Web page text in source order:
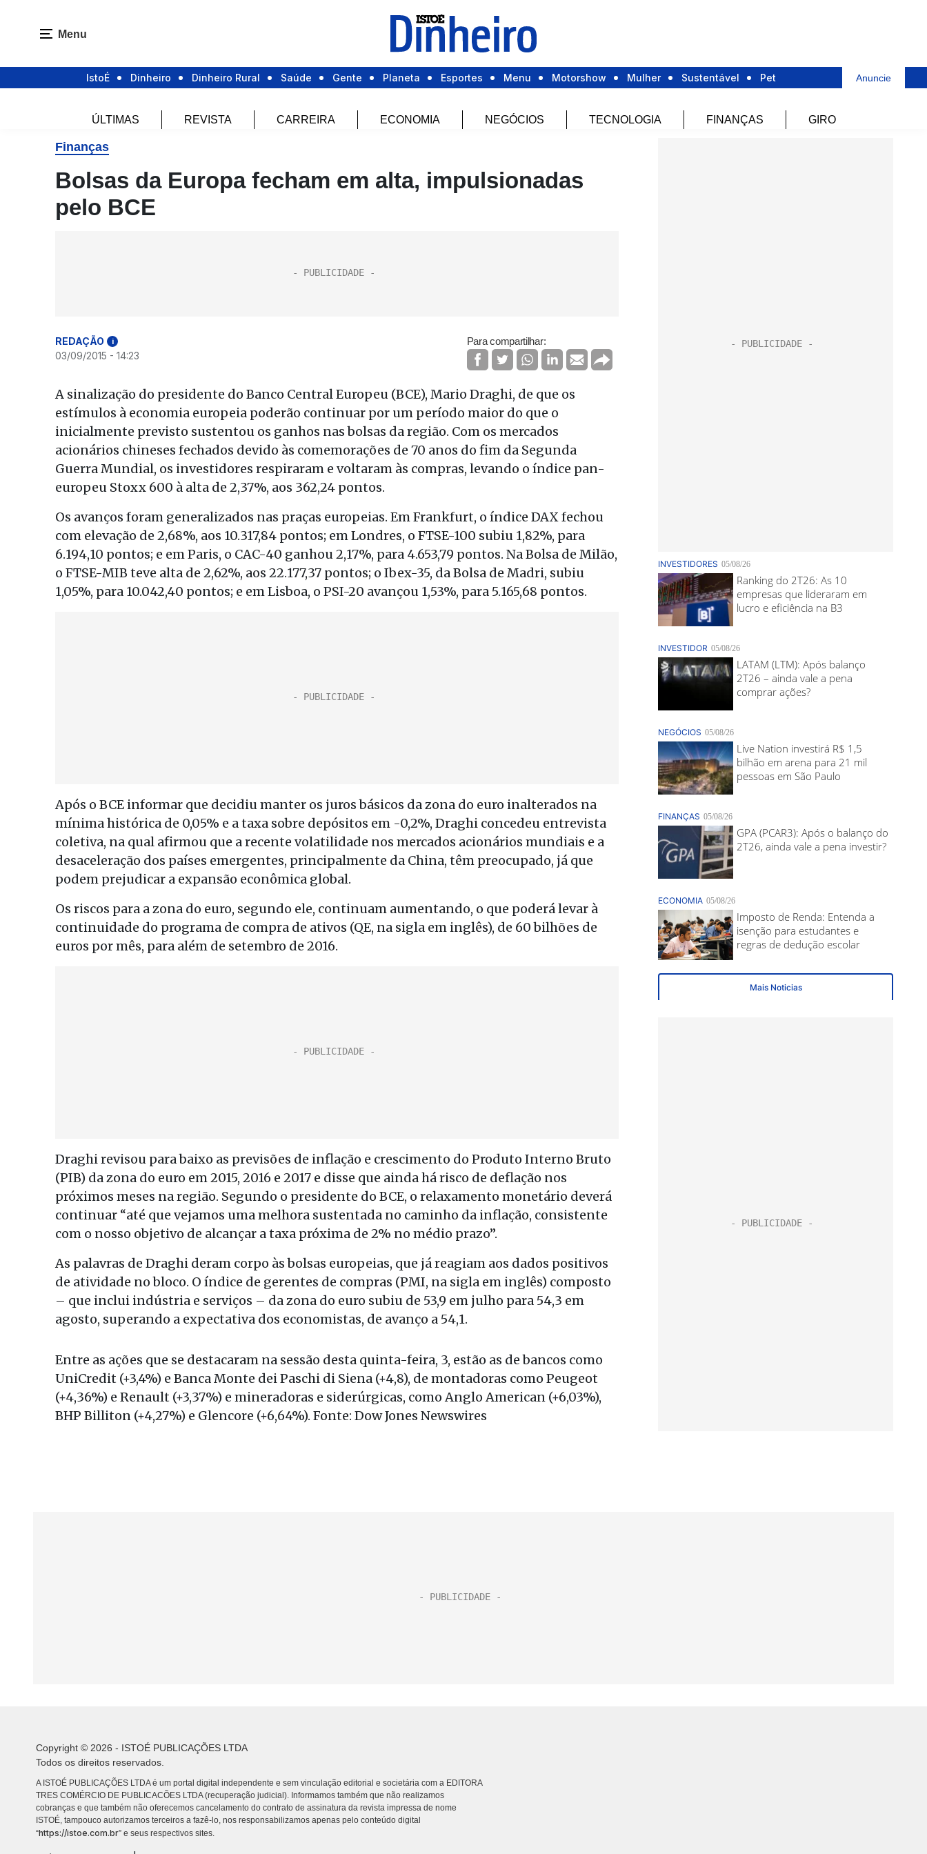
Menu
IstoÉ Dinheiro Dinheiro Rural Saúde Gente Planeta Esportes Menu Motorshow Mulher Sustentável Pet Anuncie
ÚLTIMAS REVISTA CARREIRA ECONOMIA NEGÓCIOS TECNOLOGIA FINANÇAS GIRO
Finanças
Bolsas da Europa fecham em alta, impulsionadas
pelo BCE
REDAÇÃO i
03/09/2015 - 14:23
Para compartilhar:
A sinalização do presidente do Banco Central Europeu (BCE), Mario Draghi, de que os
estímulos à economia europeia poderão continuar por um período maior do que o
inicialmente previsto sustentou os ganhos nas bolsas da região. Com os mercados
acionários chineses fechados devido às comemorações de 70 anos do fim da Segunda
Guerra Mundial, os investidores respiraram e voltaram às compras, levando o índice pan-
europeu Stoxx 600 à alta de 2,37%, aos 362,24 pontos.
Os avanços foram generalizados nas praças europeias. Em Frankfurt, o índice DAX fechou
com elevação de 2,68%, aos 10.317,84 pontos; em Londres, o FTSE-100 subiu 1,82%, para
6.194,10 pontos; e em Paris, o CAC-40 ganhou 2,17%, para 4.653,79 pontos. Na Bolsa de Milão,
o FTSE-MIB teve alta de 2,62%, aos 22.177,37 pontos; o Ibex-35, da Bolsa de Madri, subiu
1,05%, para 10.042,40 pontos; e em Lisboa, o PSI-20 avançou 1,53%, para 5.165,68 pontos.
Após o BCE informar que decidiu manter os juros básicos da zona do euro inalterados na
mínima histórica de 0,05% e a taxa sobre depósitos em -0,2%, Draghi concedeu entrevista
coletiva, na qual afirmou que a recente volatilidade nos mercados acionários mundiais e a
desaceleração dos países emergentes, principalmente da China, têm preocupado, já que
podem prejudicar a expansão econômica global.
Os riscos para a zona do euro, segundo ele, continuam aumentando, o que poderá levar à
continuidade do programa de compra de ativos (QE, na sigla em inglês), de 60 bilhões de
euros por mês, para além de setembro de 2016.
Draghi revisou para baixo as previsões de inflação e crescimento do Produto Interno Bruto
(PIB) da zona do euro em 2015, 2016 e 2017 e disse que ainda há risco de deflação nos
próximos meses na região. Segundo o presidente do BCE, o relaxamento monetário deverá
continuar “até que vejamos uma melhora sustentada no caminho da inflação, consistente
com o nosso objetivo de alcançar a taxa próxima de 2% no médio prazo”.
As palavras de Draghi deram corpo às bolsas europeias, que já reagiam aos dados positivos
de atividade no bloco. O índice de gerentes de compras (PMI, na sigla em inglês) composto
– que inclui indústria e serviços – da zona do euro subiu de 53,9 em julho para 54,3 em
agosto, superando a expectativa dos economistas, de avanço a 54,1.
Entre as ações que se destacaram na sessão desta quinta-feira, 3, estão as de bancos como
UniCredit (+3,4%) e Banca Monte dei Paschi di Siena (+4,8), de montadoras como Peugeot
(+4,36%) e Renault (+3,37%) e mineradoras e siderúrgicas, como Anglo American (+6,03%),
BHP Billiton (+4,27%) e Glencore (+6,64%). Fonte: Dow Jones Newswires
Copyright © 2026 - ISTOÉ PUBLICAÇÕES LTDA
Todos os direitos reservados.
A ISTOÉ PUBLICAÇÕES LTDA é um portal digital independente e sem vinculação editorial e societária com a EDITORA
TRES COMÉRCIO DE PUBLICACÕES LTDA (recuperação judicial). Informamos também que não realizamos
cobranças e que também não oferecemos cancelamento do contrato de assinatura da revista impressa de nome
ISTOÉ, tampouco autorizamos terceiros a fazê-lo, nos responsabilizamos apenas pelo conteúdo digital
“https://istoe.com.br” e seus respectivos sites.